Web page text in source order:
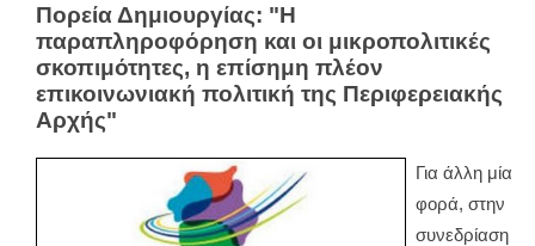
Πορεία Δημιουργίας: "Η
παραπληροφόρηση και οι μικροπολιτικές
σκοπιμότητες, η επίσημη πλέον
επικοινωνιακή πολιτική της Περιφερειακής
Αρχής"
Για άλλη μία
φορά, στην
συνεδρίαση